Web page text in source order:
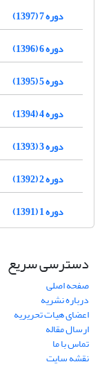
دوره 7 (1397)
دوره 6 (1396)
دوره 5 (1395)
دوره 4 (1394)
دوره 3 (1393)
دوره 2 (1392)
دوره 1 (1391)
دسترسی سریع
صفحه اصلی
درباره نشریه
اعضای هیات تحریریه
ارسال مقاله
تماس با ما
نقشه سایت